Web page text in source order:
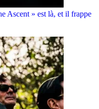
Ascent » est là, et il frappe